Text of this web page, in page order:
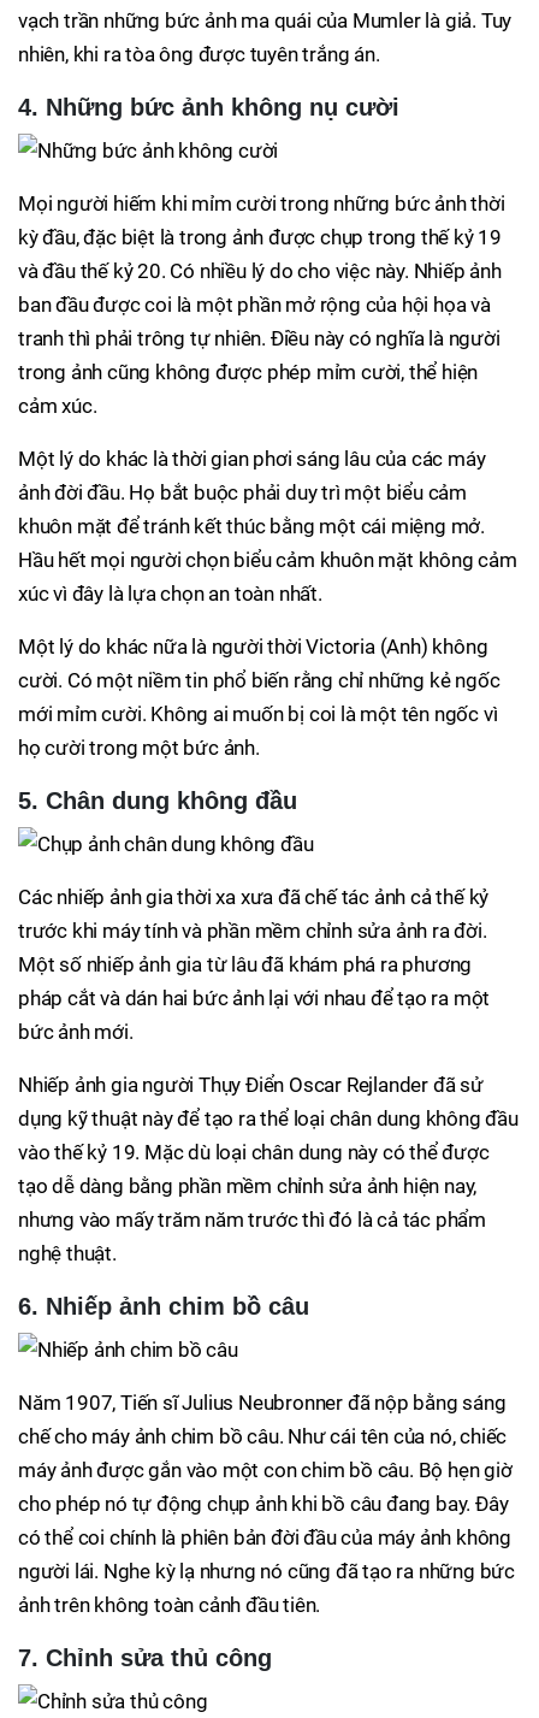
vạch trần những bức ảnh ma quái của Mumler là giả. Tuy
nhiên, khi ra tòa ông được tuyên trắng án.
4. Những bức ảnh không nụ cười
Mọi người hiếm khi mỉm cười trong những bức ảnh thời
kỳ đầu, đặc biệt là trong ảnh được chụp trong thế kỷ 19
và đầu thế kỷ 20. Có nhiều lý do cho việc này. Nhiếp ảnh
ban đầu được coi là một phần mở rộng của hội họa và
tranh thì phải trông tự nhiên. Điều này có nghĩa là người
trong ảnh cũng không được phép mỉm cười, thể hiện
cảm xúc.
Một lý do khác là thời gian phơi sáng lâu của các máy
ảnh đời đầu. Họ bắt buộc phải duy trì một biểu cảm
khuôn mặt để tránh kết thúc bằng một cái miệng mở.
Hầu hết mọi người chọn biểu cảm khuôn mặt không cảm
xúc vì đây là lựa chọn an toàn nhất.
Một lý do khác nữa là người thời Victoria (Anh) không
cười. Có một niềm tin phổ biến rằng chỉ những kẻ ngốc
mới mỉm cười. Không ai muốn bị coi là một tên ngốc vì
họ cười trong một bức ảnh.
5. Chân dung không đầu
Các nhiếp ảnh gia thời xa xưa đã chế tác ảnh cả thế kỷ
trước khi máy tính và phần mềm chỉnh sửa ảnh ra đời.
Một số nhiếp ảnh gia từ lâu đã khám phá ra phương
pháp cắt và dán hai bức ảnh lại với nhau để tạo ra một
bức ảnh mới.
Nhiếp ảnh gia người Thụy Điển Oscar Rejlander đã sử
dụng kỹ thuật này để tạo ra thể loại chân dung không đầu
vào thế kỷ 19. Mặc dù loại chân dung này có thể được
tạo dễ dàng bằng phần mềm chỉnh sửa ảnh hiện nay,
nhưng vào mấy trăm năm trước thì đó là cả tác phẩm
nghệ thuật.
6. Nhiếp ảnh chim bồ câu
Năm 1907, Tiến sĩ Julius Neubronner đã nộp bằng sáng
chế cho máy ảnh chim bồ câu. Như cái tên của nó, chiếc
máy ảnh được gắn vào một con chim bồ câu. Bộ hẹn giờ
cho phép nó tự động chụp ảnh khi bồ câu đang bay. Đây
có thể coi chính là phiên bản đời đầu của máy ảnh không
người lái. Nghe kỳ lạ nhưng nó cũng đã tạo ra những bức
ảnh trên không toàn cảnh đầu tiên.
7. Chỉnh sửa thủ công